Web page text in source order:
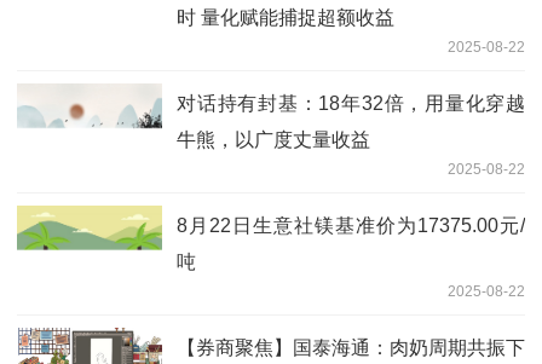
时 量化赋能捕捉超额收益
2025-08-22
对话持有封基：18年32倍，用量化穿越
牛熊，以广度丈量收益
2025-08-22
8月22日生意社镁基准价为17375.00元/
吨
2025-08-22
【券商聚焦】国泰海通：肉奶周期共振下